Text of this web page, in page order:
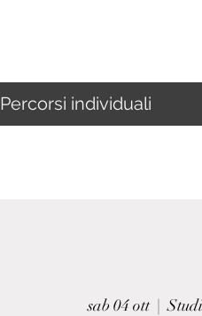
Percorsi individuali
sab 04 ott
  |